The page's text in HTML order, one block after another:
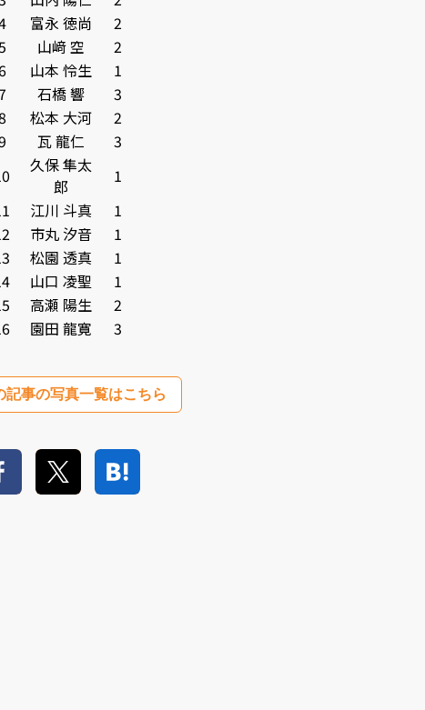
富永 徳尚
2
山﨑 空
2
山本 怜生
1
石橋 響
3
松本 大河
2
瓦 龍仁
3
久保 隼太
郎
1
江川 斗真
1
市丸 汐音
1
松園 透真
1
山口 凌聖
1
高瀬 陽生
2
園田 龍寛 3
記事の写真一覧はこちら